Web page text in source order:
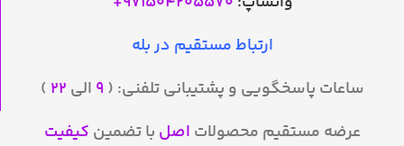
ارتباط مستقیم در بله
ساعات پاسخگویی و پشتیبانی تلفنی: ( ۹ الی ۲۲ )
عرضه مستقیم محصولات اصل با تضمین کیفیت